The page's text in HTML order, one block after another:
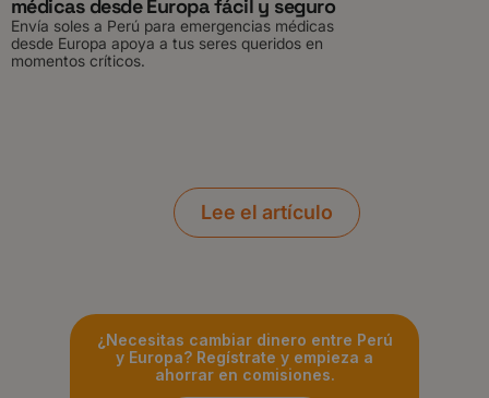
médicas desde Europa fácil y seguro
Envía soles a Perú para emergencias médicas
desde Europa apoya a tus seres queridos en
momentos críticos.
Lee el artículo
¿Necesitas cambiar dinero entre Perú
y Europa? Regístrate y empieza a
ahorrar en comisiones.